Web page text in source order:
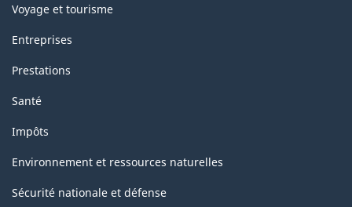
Voyage et tourisme
Entreprises
Prestations
Santé
Impôts
Environnement et ressources naturelles
Sécurité nationale et défense